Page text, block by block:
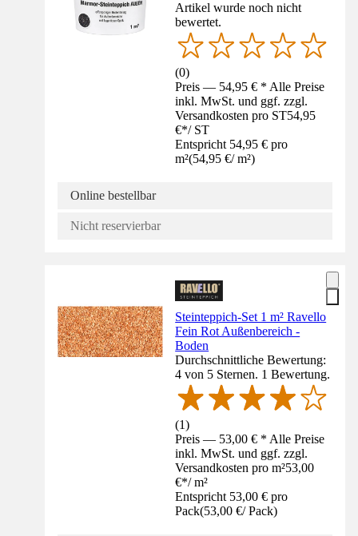
Artikel wurde noch nicht
bewertet.
(0)
Preis — 54,95 € * Alle Preise
inkl. MwSt. und ggf. zzgl.
Versandkosten pro ST54,95
€*/ ST
Entspricht 54,95 € pro
m²(54,95 €/ m²)
Online bestellbar
Nicht reservierbar
Steinteppich-Set 1 m² Ravello
Fein Rot Außenbereich -
Boden
Durchschnittliche Bewertung:
4 von 5 Sternen. 1 Bewertung.
(1)
Preis — 53,00 € * Alle Preise
inkl. MwSt. und ggf. zzgl.
Versandkosten pro m²53,00
€*/ m²
Entspricht 53,00 € pro
Pack(53,00 €/ Pack)